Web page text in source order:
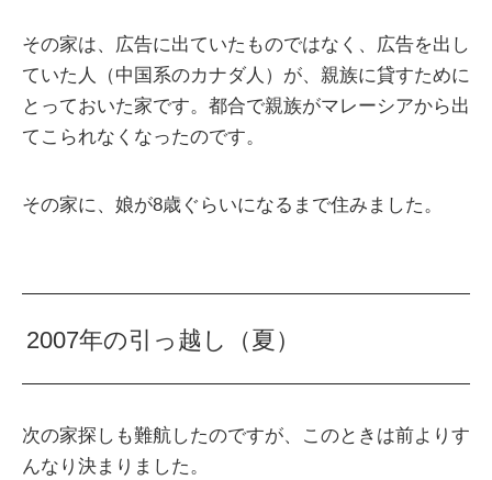
その家は、広告に出ていたものではなく、広告を出し
ていた人（中国系のカナダ人）が、親族に貸すために
とっておいた家です。都合で親族がマレーシアから出
てこられなくなったのです。
その家に、娘が8歳ぐらいになるまで住みました。
2007年の引っ越し（夏）
次の家探しも難航したのですが、このときは前よりす
んなり決まりました。